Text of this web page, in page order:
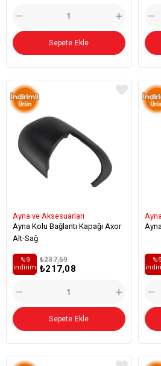
Sepete Ekle
Ayna ve Aksesuarları
Ayna Kolu Bağlantı Kapağı Axor
Alt-Sağ
₺217,08
₺237,59
%9
i̇ndirim
Sepete Ekle
%9